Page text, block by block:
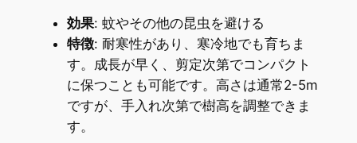
効果: 蚊やその他の昆虫を避ける
特徴: 耐寒性があり、寒冷地でも育ちま
す。成長が早く、剪定次第でコンパクト
に保つことも可能です。高さは通常2-5m
ですが、手入れ次第で樹高を調整できま
す。